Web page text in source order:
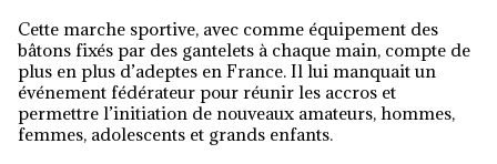
Cette marche sportive, avec comme équipement des
bâtons fixés par des gantelets à chaque main, compte de
plus en plus d’adeptes en France. Il lui manquait un
événement fédérateur pour réunir les accros et
permettre l’initiation de nouveaux amateurs, hommes,
femmes, adolescents et grands enfants.